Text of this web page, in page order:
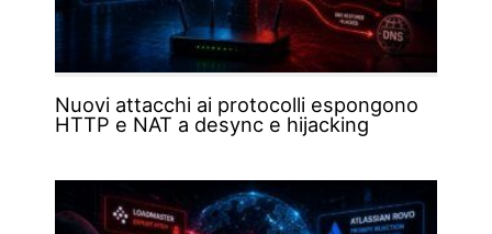
Nuovi attacchi ai protocolli espongono
HTTP e NAT a desync e hijacking